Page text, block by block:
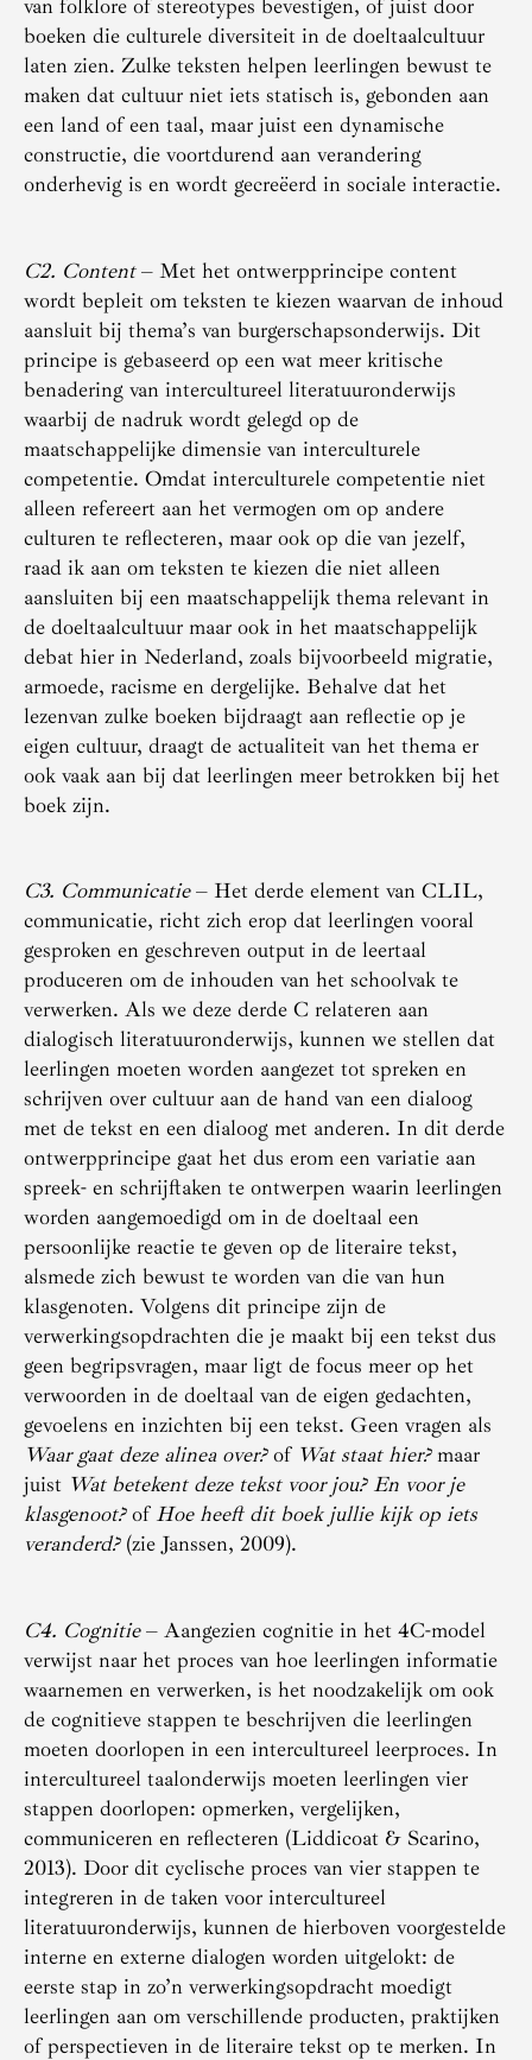
van folklore of stereotypes bevestigen, of juist door
boeken die culturele diversiteit in de doeltaalcultuur
laten zien. Zulke teksten helpen leerlingen bewust te
maken dat cultuur niet iets statisch is, gebonden aan
een land of een taal, maar juist een dynamische
constructie, die voortdurend aan verandering
onderhevig is en wordt gecreëerd in sociale interactie.
C2. Content– Met het ontwerpprincipe content
wordt bepleit om teksten te kiezen waarvan de inhoud
aansluit bij thema’s van burgerschapsonderwijs. Dit
principe is gebaseerd op een wat meer kritische
benadering van intercultureel literatuuronderwijs
waarbij de nadruk wordt gelegd op de
maatschappelijke dimensie van interculturele
competentie. Omdat interculturele competentie niet
alleen refereert aan het vermogen om op andere
culturen te reflecteren, maar ook op die van jezelf,
raad ik aan om teksten te kiezen die niet alleen
aansluiten bij een maatschappelijk thema relevant in
de doeltaalcultuur maar ook in het maatschappelijk
debat hier in Nederland, zoals bijvoorbeeld migratie,
armoede, racisme en dergelijke. Behalve dat het
lezenvan zulke boeken bijdraagt aan reflectie op je
eigen cultuur, draagt de actualiteit van het thema er
ook vaak aan bij dat leerlingen meer betrokken bij het
boek zijn.
C3. Communicatie– Het derde element van CLIL,
communicatie, richt zich erop dat leerlingen vooral
gesproken en geschreven output in de leertaal
produceren om de inhouden van het schoolvak te
verwerken. Als we deze derde C relateren aan
dialogisch literatuuronderwijs, kunnen we stellen dat
leerlingen moeten worden aangezet tot spreken en
schrijven over cultuur aan de hand van een dialoog
met de tekst en een dialoog met anderen. In dit derde
ontwerpprincipe gaat het dus erom een variatie aan
spreek- en schrijftaken te ontwerpen waarin leerlingen
worden aangemoedigd om in de doeltaal een
persoonlijke reactie te geven op de literaire tekst,
alsmede zich bewust te worden van die van hun
klasgenoten. Volgens dit principe zijn de
verwerkingsopdrachten die je maakt bij een tekst dus
geen begripsvragen, maar ligt de focus meer op het
verwoorden in de doeltaal van de eigen gedachten,
gevoelens en inzichten bij een tekst. Geen vragen als
Waar gaat deze alinea over?of Wat staat hier?maar
juist Wat betekent deze tekst voor jou? En voor je
klasgenoot?of Hoe heeft dit boek jullie kijk op iets
veranderd?(zie Janssen, 2009).
C4. Cognitie– Aangezien cognitie in het 4C-model
verwijst naar het proces van hoe leerlingen informatie
waarnemen en verwerken, is het noodzakelijk om ook
de cognitieve stappen te beschrijven die leerlingen
moeten doorlopen in een intercultureel leerproces. In
intercultureel taalonderwijs moeten leerlingen vier
stappen doorlopen: opmerken, vergelijken,
communiceren en reflecteren (Liddicoat & Scarino,
2013). Door dit cyclische proces van vier stappen te
integreren in de taken voor intercultureel
literatuuronderwijs, kunnen de hierboven voorgestelde
interne en externe dialogen worden uitgelokt: de
eerste stap in zo’n verwerkingsopdracht moedigt
leerlingen aan om verschillende producten, praktijken
of perspectieven in de literaire tekst op te merken. In